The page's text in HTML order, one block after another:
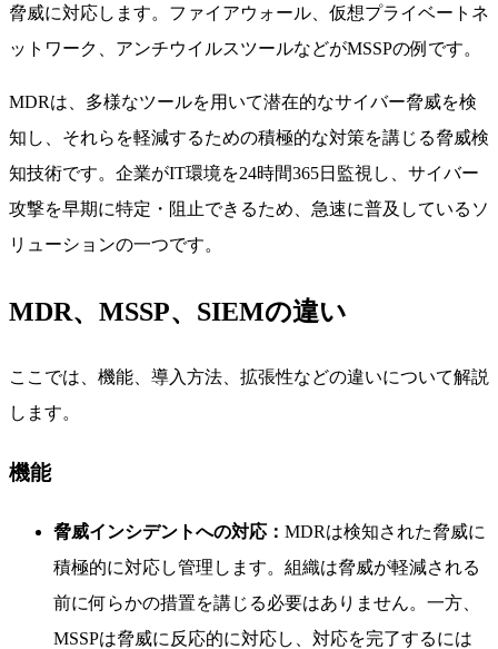
脅威に対応します。ファイアウォール、仮想プライベートネ
ットワーク、アンチウイルスツールなどがMSSPの例です。
MDRは、多様なツールを用いて潜在的なサイバー脅威を検
知し、それらを軽減するための積極的な対策を講じる脅威検
知技術です。企業がIT環境を24時間365日監視し、サイバー
攻撃を早期に特定・阻止できるため、急速に普及しているソ
リューションの一つです。
MDR、MSSP、SIEMの違い
ここでは、機能、導入方法、拡張性などの違いについて解説
します。
機能
脅威インシデントへの対応： MDRは検知された脅威に
積極的に対応し管理します。組織は脅威が軽減される
前に何らかの措置を講じる必要はありません。一方、
MSSPは脅威に反応的に対応し、対応を完了するには